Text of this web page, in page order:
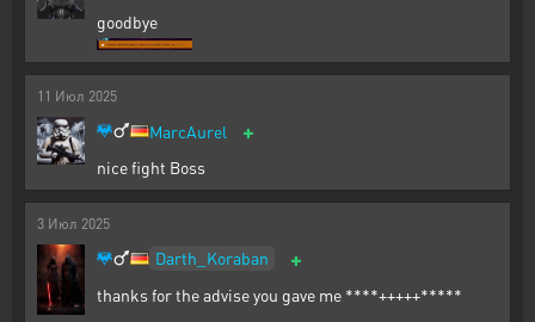
goodbye
11 Июл 2025
MarcAurel +
nice fight Boss
3 Июл 2025
Darth_Koraban +
thanks for the advise you gave me ****+++++*****